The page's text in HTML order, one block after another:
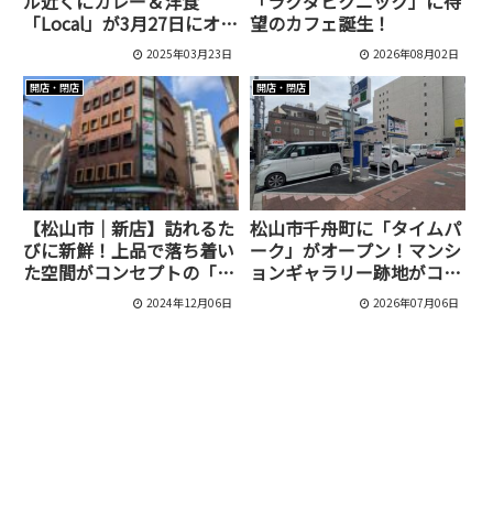
「Local」が3月27日にオー
2025年03月23日
望のカフェ誕生！
2026年08月02日
開店・閉店
【松山市｜新店】訪れるた
びに新鮮！上品で落ち着い
た空間がコンセプトの「松
山 麻布」が11月11日にオ
2024年12月06日
開店・閉店
松山市千舟町に「タイムパ
ーク」がオープン！マンシ
ョンギャラリー跡地がコイ
ンパーキングに 2026年07月06日